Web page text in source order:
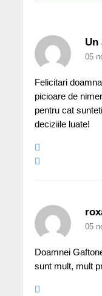
Un
05
Felicitari
picioare de
pentru cat
deciziile luate!
05
Doamnei
sunt mult, mult